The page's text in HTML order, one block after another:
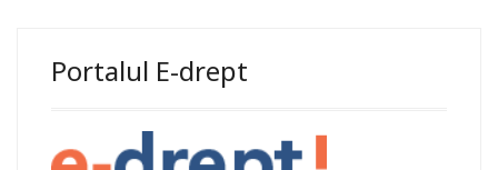
Portalul E-drept